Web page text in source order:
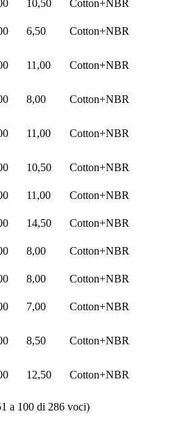
10,50
Cotton+NBR
6,50
Cotton+NBR
11,00 Cotton+NBR
8,00
Cotton+NBR
11,00 Cotton+NBR
10,50
Cotton+NBR
11,00
Cotton+NBR
14,50
Cotton+NBR
8,00
Cotton+NBR
8,00
Cotton+NBR
7,00
Cotton+NBR
8,50 Cotton+NBR
12,50 Cotton+NBR
a 100 di 286 voci)